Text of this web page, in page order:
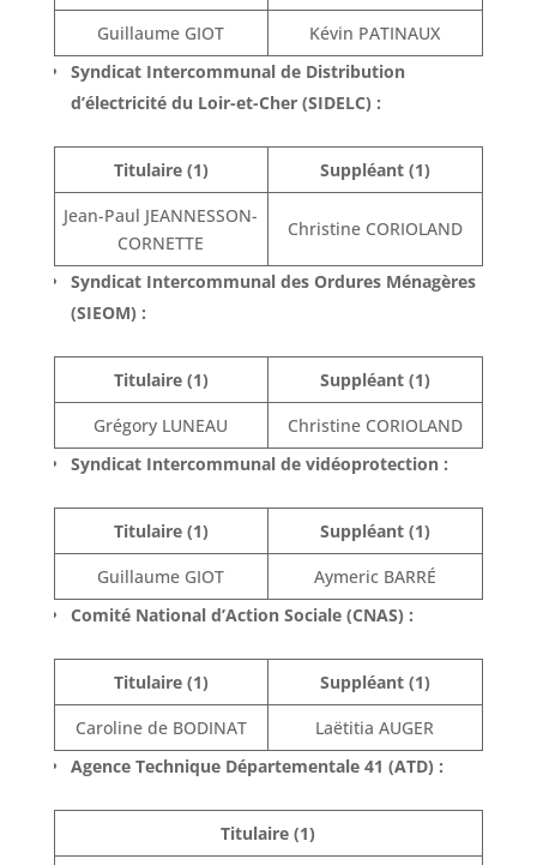
Guillaume GIOT
Kévin PATINAUX
Syndicat Intercommunal de Distribution
d’électricité du Loir-et-Cher (SIDELC) :
Titulaire (1)
Suppléant (1)
Jean-Paul JEANNESSON-
CORNETTE
Christine CORIOLAND
Syndicat Intercommunal des Ordures Ménagères
(SIEOM) :
Titulaire (1)
Suppléant (1)
Grégory LUNEAU
Christine CORIOLAND
Syndicat Intercommunal de vidéoprotection :
Titulaire (1)
Suppléant (1)
Guillaume GIOT
Aymeric BARRÉ
Comité National d’Action Sociale (CNAS) :
Titulaire (1)
Suppléant (1)
Caroline de BODINAT
Laëtitia AUGER
Agence Technique Départementale 41 (ATD) :
Titulaire (1)